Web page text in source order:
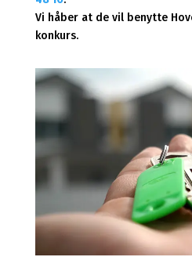
Vi håber at de vil benytte
konkurs.